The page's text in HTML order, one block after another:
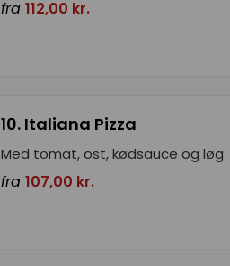
fra 112,00 kr.
10. Italiana Pizza
Med tomat, ost, kødsauce og løg
fra 107,00 kr.